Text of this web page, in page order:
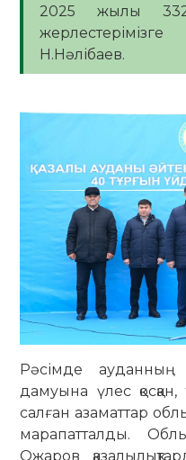
2025 жылы
Н.Нәлібаев.
Рәсімде ауданның
дамуына үлес
салған азаматтар
марапатталды.
Ожаров